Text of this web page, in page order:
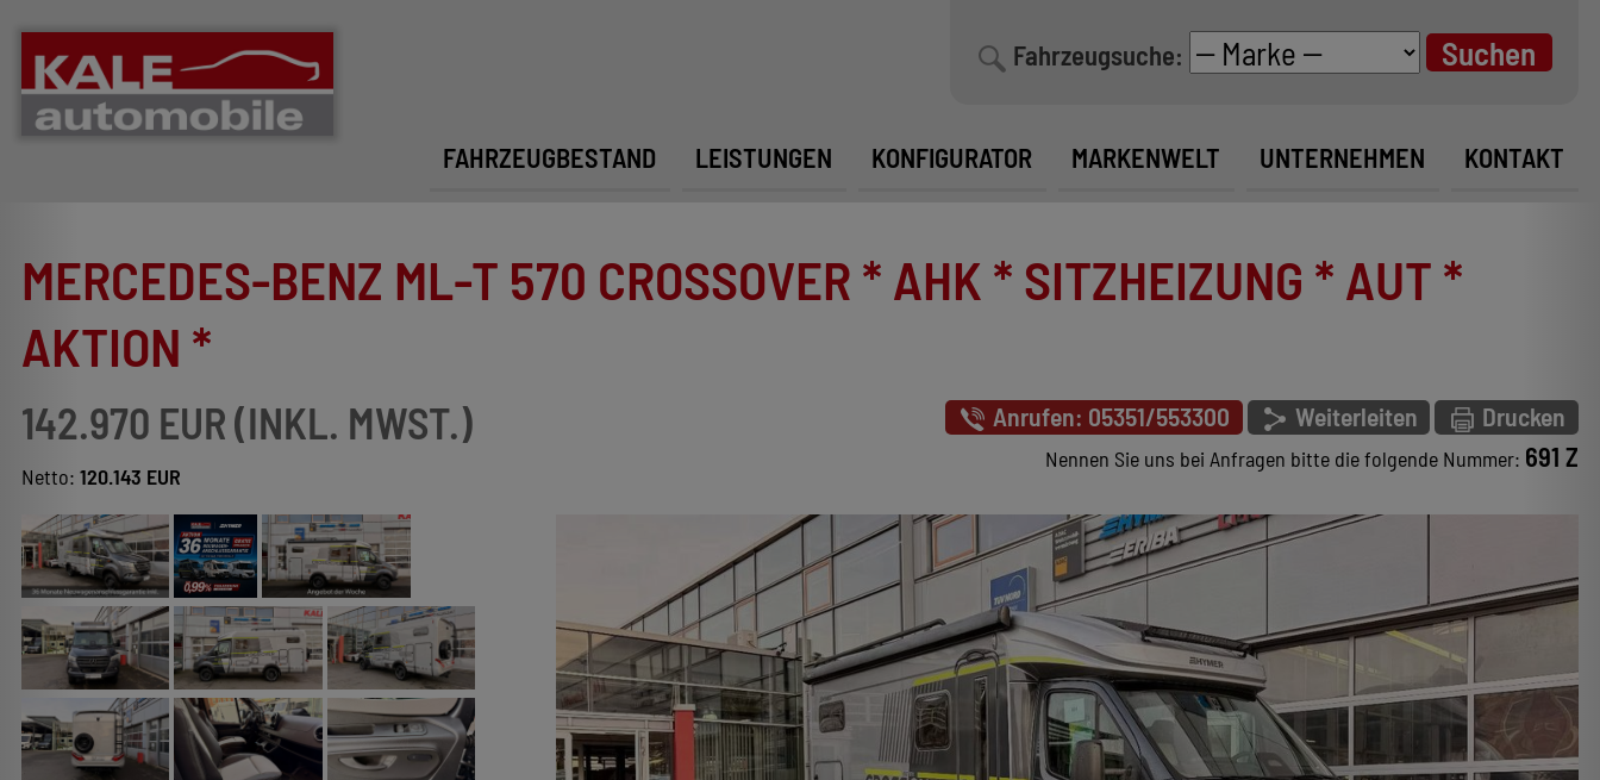
Fahrzeugsuche:
FAHRZEUGBESTAND LEISTUNGEN KONFIGURATOR MARKENWELT UNTERNEHMEN KONTAKT
MERCEDES-BENZ ML-T 570 CROSSOVER * AHK * SITZHEIZUNG * AUT *
AKTION *
142.970 EUR (INKL. MWST.)
Netto: 120.143 EUR
Anrufen: 05351/553300 Weiterleiten Drucken
Nennen Sie uns bei Anfragen bitte die folgende Nummer: 691 Z